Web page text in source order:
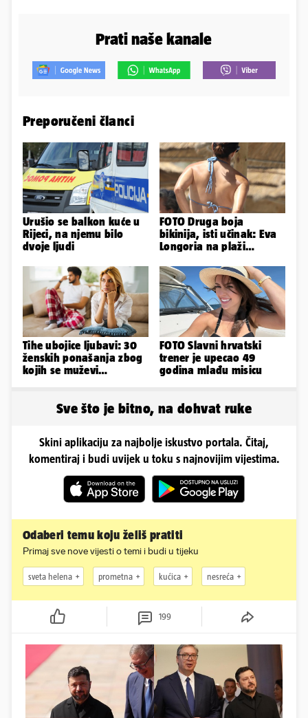
Prati naše kanale
Preporučeni članci
Urušio se balkon kuće u
Rijeci, na njemu bilo
dvoje ljudi
FOTO Druga boja
bikinija, isti učinak: Eva
Longoria na plaži
obline
Tihe ubojice ljubavi: 30
ženskih ponašanja zbog
kojih se muževi
FOTO Slavni hrvatski
trener je upecao 49
godina mlađu misicu
Sve što je bitno, na dohvat ruke
Skini aplikaciju za najbolje iskustvo portala. Čitaj,
komentiraj i budi uvijek u toku s najnovijim vijestima.
Odaberi temu koju želiš pratiti
Primaj sve nove vijesti o temi i budi u tijeku
sveta helena prometna kućica nesreća
199